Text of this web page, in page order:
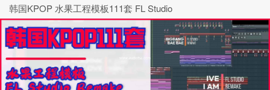
韩国KPOP 水果工程模板111套 FL Studio